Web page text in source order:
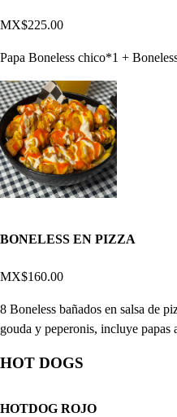
MX$225.00
Papa Boneless chico*1 +
BONELESS EN PIZZA
MX$160.00
8 Boneless bañados en salsa de
gouda y peperonis, incluye papas
HOT DOGS
HOTDOG ROJO